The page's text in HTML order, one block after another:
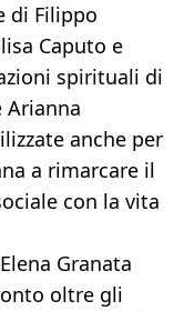
di Filippo
Caputo e
spirituali di
Arianna
anche per
a rimarcare il
con la vita
Granata
oltre gli